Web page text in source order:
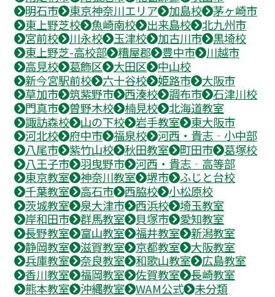
明石市
東京神奈川エリア 加島校
茅ヶ崎市
東上野芝校
魚崎南校 出来島校
北九州市
宮前校
川永校 玉津校 加古川市
黒埼校
東上野芝-高校部
糟屋郡 豊中市
川越市
高見校
葛飾区 大田区
中山校
新今宮駅前校
六十谷校 姫路市
大阪市
草加市
筑紫野市 西湊校 調布市
石津川校
門真市
曽野木校 楠見校
北海道教室
諏訪森校
山の下校 岩手教室
東大阪市
河北校
府中市 福泉校
河西・貴志‐小中部
八尾市
紫竹山校 秋田教室 町田市
葛塚校
八王子市
羽曳野市
河西・貴志‐高等部
東京教室
神奈川教室 堺市
ふじと台校
千葉教室
高石市 西脇校
小松原校
茨城教室
泉大津市 西浜校
埼玉教室
岸和田市
群馬教室 貝塚市
愛知教室
長野教室
富山教室 福井教室
新潟教室
静岡教室
滋賀教室 京都教室
大阪教室
兵庫教室
奈良教室 和歌山教室
広島教室
香川教室
福岡教室 佐賀教室
長崎教室
熊本教室
沖縄教室 WAM公式 未分類